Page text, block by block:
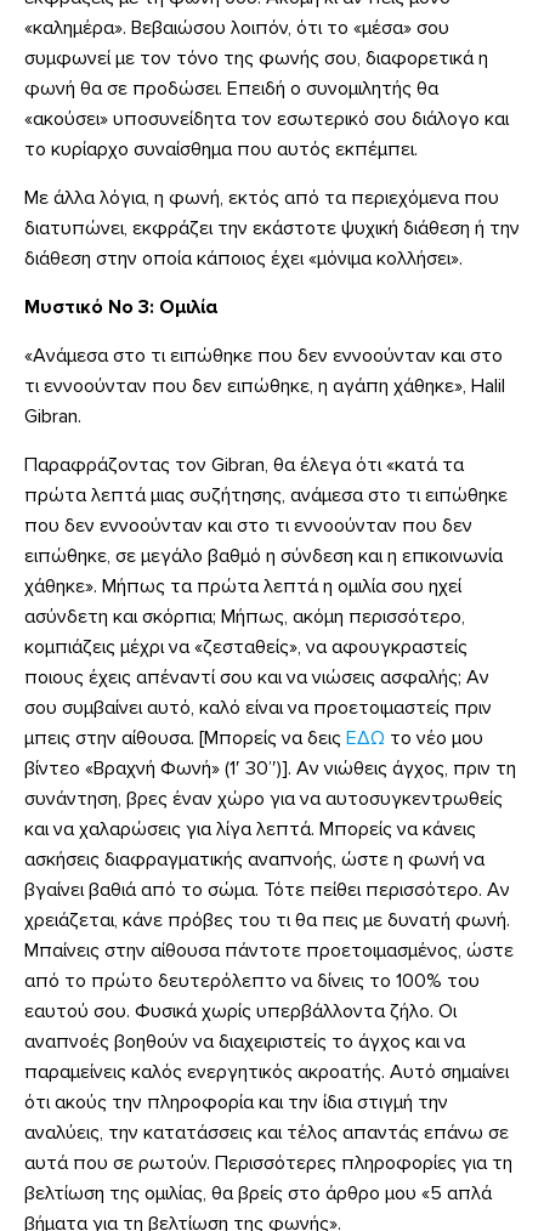
«καλημέρα». Βεβαιώσου λοιπόν, ότι το «μέσα» σου
συμφωνεί με τον τόνο της φωνής σου, διαφορετικά η
φωνή θα σε προδώσει. Επειδή ο συνομιλητής θα
«ακούσει» υποσυνείδητα τον εσωτερικό σου διάλογο και
το κυρίαρχο συναίσθημα που αυτός εκπέμπει.
Με άλλα λόγια, η φωνή, εκτός από τα περιεχόμενα που
διατυπώνει, εκφράζει την εκάστοτε ψυχική διάθεση ή την
διάθεση στην οποία κάποιος έχει «μόνιμα κολλήσει».
Μυστικό Νο 3: Ομιλία
«Ανάμεσα στο τι ειπώθηκε που δεν εννοούνταν και στο
τι εννοούνταν που δεν ειπώθηκε, η αγάπη χάθηκε», Halil
Gibran.
Παραφράζοντας τον Gibran, θα έλεγα ότι «κατά τα
πρώτα λεπτά μιας συζήτησης, ανάμεσα στο τι ειπώθηκε
που δεν εννοούνταν και στο τι εννοούνταν που δεν
ειπώθηκε, σε μεγάλο βαθμό η σύνδεση και η επικοινωνία
χάθηκε». Μήπως τα πρώτα λεπτά η ομιλία σου ηχεί
ασύνδετη και σκόρπια; Μήπως, ακόμη περισσότερο,
κομπιάζεις μέχρι να «ζεσταθείς», να αφουγκραστείς
ποιους έχεις απέναντί σου και να νιώσεις ασφαλής; Αν
σου συμβαίνει αυτό, καλό είναι να προετοιμαστείς πριν
μπεις στην αίθουσα. [Μπορείς να δεις ΕΔΩ το νέο μου
βίντεο «Βραχνή Φωνή» (1′ 30’′)]. Αν νιώθεις άγχος, πριν τη
συνάντηση, βρες έναν χώρο για να αυτοσυγκεντρωθείς
και να χαλαρώσεις για λίγα λεπτά. Μπορείς να κάνεις
ασκήσεις διαφραγματικής αναπνοής, ώστε η φωνή να
βγαίνει βαθιά από το σώμα. Τότε πείθει περισσότερο. Αν
χρειάζεται, κάνε πρόβες του τι θα πεις με δυνατή φωνή.
Μπαίνεις στην αίθουσα πάντοτε προετοιμασμένος, ώστε
από το πρώτο δευτερόλεπτο να δίνεις το 100% του
εαυτού σου. Φυσικά χωρίς υπερβάλλοντα ζήλο. Οι
αναπνοές βοηθούν να διαχειριστείς το άγχος και να
παραμείνεις καλός ενεργητικός ακροατής. Αυτό σημαίνει
ότι ακούς την πληροφορία και την ίδια στιγμή την
αναλύεις, την κατατάσσεις και τέλος απαντάς επάνω σε
αυτά που σε ρωτούν. Περισσότερες πληροφορίες για τη
βελτίωση της ομιλίας, θα βρείς στο άρθρο μου «5 απλά
βήματα για τη βελτίωση της φωνής».